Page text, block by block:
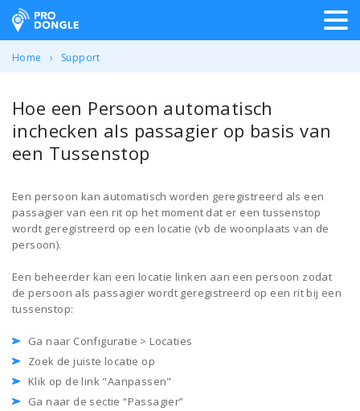
ProDongle Track & Trace
Home Support
Hoe een Persoon automatisch
inchecken als passagier op basis van
een Tussenstop
Een persoon kan automatisch worden geregistreerd als een
passagier van een rit op het moment dat er een tussenstop
wordt geregistreerd op een locatie (vb de woonplaats van de
persoon).
Een beheerder kan een locatie linken aan een persoon zodat
de persoon als passagier wordt geregistreerd op een rit bij een
tussenstop:
Ga naar Configuratie > Locaties
Zoek de juiste locatie op
Klik op de link "Aanpassen"
Ga naar de sectie “Passagier”